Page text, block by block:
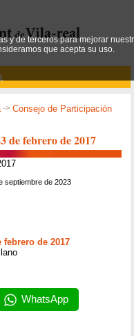
->Consejo de Participación
de febrero de 2017
septiembre de 2023
febrero de 2017
WhatsApp
y de terceros para mejorar
que acepta su uso.